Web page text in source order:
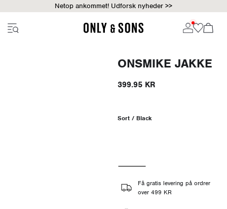
Netop ankommet! Udforsk nyheder >>
ONSMIKE JAKKE
399.95 KR
Sort / Black
Få gratis levering på ordrer
over 499 KR